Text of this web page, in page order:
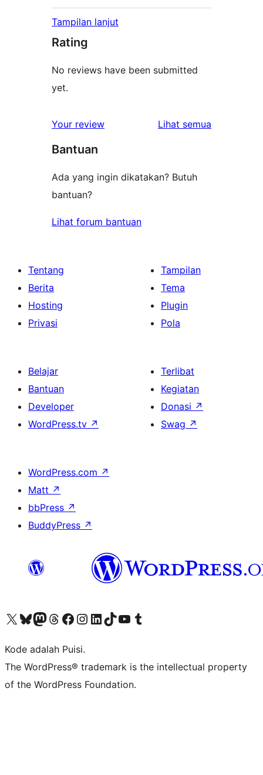
Tampilan lanjut
Rating
No reviews have been submitted
yet.
Your review Lihat semua
Bantuan
Ada yang ingin dikatakan? Butuh
bantuan?
Lihat forum bantuan
Tentang
Berita
Hosting
Privasi
Tampilan
Tema
Plugin
Pola
Belajar
Bantuan
Developer
WordPress.tv ↗
Terlibat
Kegiatan
Donasi ↗
Swag ↗
WordPress.com ↗
Matt ↗
bbPress ↗
BuddyPress ↗
Kunjungi akun X (sebelumnya Twitter) kamiVisit our Bluesky account
Kunjungi akun Mastodon kami
Visit our Threads account
Kunjungi halaman Facebook kamiKunjungi akun Instagram kamiKunjungi akun LinkedIn kami
Visit our TikTok account
Kunjungi channel YouTube kamiVisit our Tumblr account
Kode adalah Puisi.
The WordPress® trademark is the intellectual property
of the WordPress Foundation.